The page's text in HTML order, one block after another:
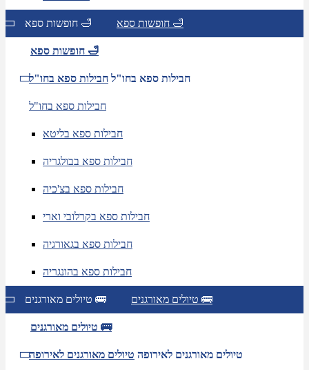
חופשות ספא 🛁 חופשות ספא 🛁
חופשות ספא 🛁
חבילות ספא בחו"ל חבילות ספא בחו"ל
חבילות ספא בחו"ל
חבילות ספא בליטא
חבילות ספא בבולגריה
חבילות ספא בצ'כיה
חבילות ספא בקרלובי וארי
חבילות ספא בגאורגיה
חבילות ספא בהונגריה
טיולים מאורגנים 🚌 טיולים מאורגנים 🚌
טיולים מאורגנים 🚌
טיולים מאורגנים לאירופה טיולים מאורגנים לאירופה